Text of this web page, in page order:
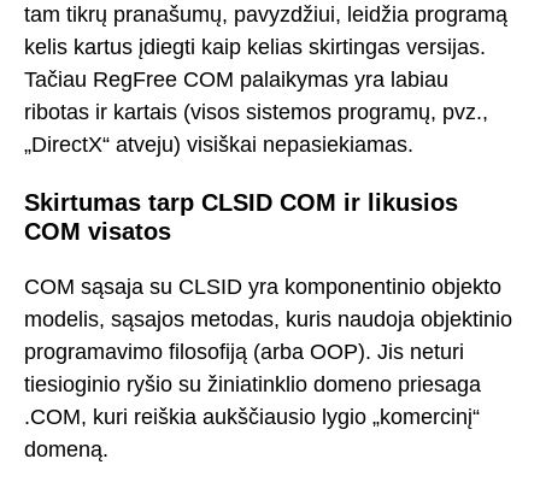
tam tikrų pranašumų, pavyzdžiui, leidžia programą
kelis kartus įdiegti kaip kelias skirtingas versijas.
Tačiau RegFree COM palaikymas yra labiau
ribotas ir kartais (visos sistemos programų, pvz.,
„DirectX“ atveju) visiškai nepasiekiamas.
Skirtumas tarp CLSID COM ir likusios
COM visatos
COM sąsaja su CLSID yra komponentinio objekto
modelis, sąsajos metodas, kuris naudoja objektinio
programavimo filosofiją (arba OOP). Jis neturi
tiesioginio ryšio su žiniatinklio domeno priesaga
.COM, kuri reiškia aukščiausio lygio „komercinį“
domeną.